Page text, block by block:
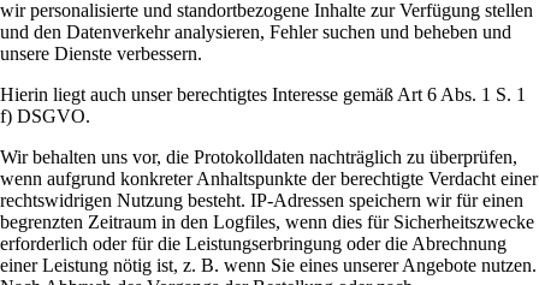
wir personalisierte und standortbezogene Inhalte zur Verfügung stellen
und den Datenverkehr analysieren, Fehler suchen und beheben und
unsere Dienste verbessern.
Hierin liegt auch unser berechtigtes Interesse gemäß Art 6 Abs. 1 S. 1
f) DSGVO.
Wir behalten uns vor, die Protokolldaten nachträglich zu überprüfen,
wenn aufgrund konkreter Anhaltspunkte der berechtigte Verdacht einer
rechtswidrigen Nutzung besteht. IP-Adressen speichern wir für einen
begrenzten Zeitraum in den Logfiles, wenn dies für Sicherheitszwecke
erforderlich oder für die Leistungserbringung oder die Abrechnung
einer Leistung nötig ist, z. B. wenn Sie eines unserer Angebote nutzen.